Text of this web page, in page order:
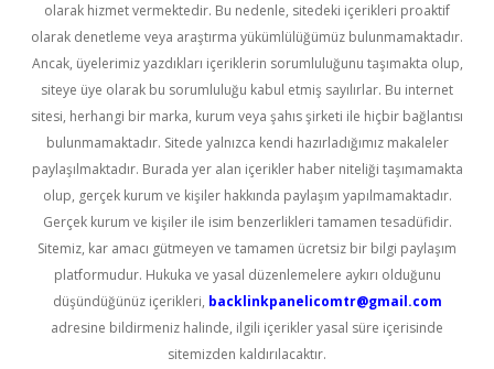
olarak hizmet vermektedir. Bu nedenle, sitedeki içerikleri proaktif
olarak denetleme veya araştırma yükümlülüğümüz bulunmamaktadır.
Ancak, üyelerimiz yazdıkları içeriklerin sorumluluğunu taşımakta olup,
siteye üye olarak bu sorumluluğu kabul etmiş sayılırlar. Bu internet
sitesi, herhangi bir marka, kurum veya şahıs şirketi ile hiçbir bağlantısı
bulunmamaktadır. Sitede yalnızca kendi hazırladığımız makaleler
paylaşılmaktadır. Burada yer alan içerikler haber niteliği taşımamakta
olup, gerçek kurum ve kişiler hakkında paylaşım yapılmamaktadır.
Gerçek kurum ve kişiler ile isim benzerlikleri tamamen tesadüfidir.
Sitemiz, kar amacı gütmeyen ve tamamen ücretsiz bir bilgi paylaşım
platformudur. Hukuka ve yasal düzenlemelere aykırı olduğunu
düşündüğünüz içerikleri, backlinkpanelicomtr@gmail.com
adresine bildirmeniz halinde, ilgili içerikler yasal süre içerisinde
sitemizden kaldırılacaktır.